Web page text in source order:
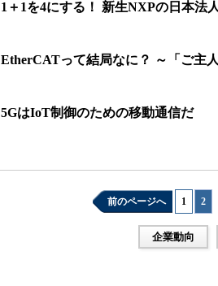
1＋1を4にする！ 新生NXPの日本法
EtherCATって結局なに？ ～「ご主
5GはIoT制御のための移動通信だ
前のページへ 1 2
企業動向